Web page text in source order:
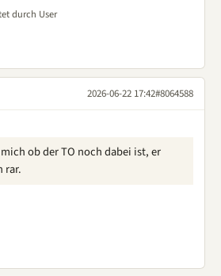
durch User
2026-06-22 17:42#8064588
ob der TO noch dabei ist, er
rar.